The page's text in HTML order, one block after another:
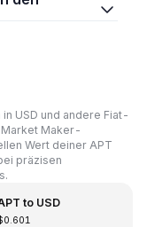
USD und andere Fiat-
Maker-
Wert deiner APT
präzisen
to USD